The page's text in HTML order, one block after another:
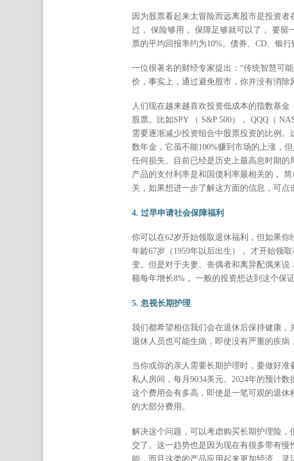
因为股票看起来太冒险而远离股市是投资
过， 保险够用， 保障足够就可以了， 要留
票的平均回报率约为10%。债券、CD、银
一位很著名的财经专家提出：“传统智慧可
价，事实上，通过避免股市，你并没有消
人们现在越来越喜欢投资低成本的指数基
股票。比如SPY （ S&P 500）， QQQ（
需要逐渐减少投资组合中股票投资的比例。
数年金，它虽不能100%赚到市场的上涨，
任何损失。目前已经是历史上最高息时期
产品的支付利率是和国债利率最相关的，
关，如果想进一步了解这方面的信息，可
4. 过早申请社会保障福利
你可以在62岁开始领取退休福利，但如果
年龄67岁（1959年以后出生）， 才开始领
变。但是对于夫妻、丧偶者和离异配偶来
额每年增长8%， 一般的投资想达到这个保
5. 忽视长期护理
我们都希望相信我们会在退休后保持健康
退休人员也可能生病，即使没有严重的疾病
当你或你的亲人需要长期护理时，要做好准
私人房间，每月9034美元。2024年的预计
这个费用会有多高，即使是一笔可观的退休
的大部分费用。
解决这个问题，可以考虑购买长期护理险
交了。这一趋势也是因为现在有很多带有
能，而且这类的产品应用起来更加经济，灵